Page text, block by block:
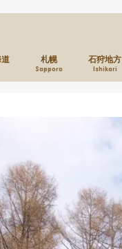
札幌
Sapporo
石狩地方
Ishikari